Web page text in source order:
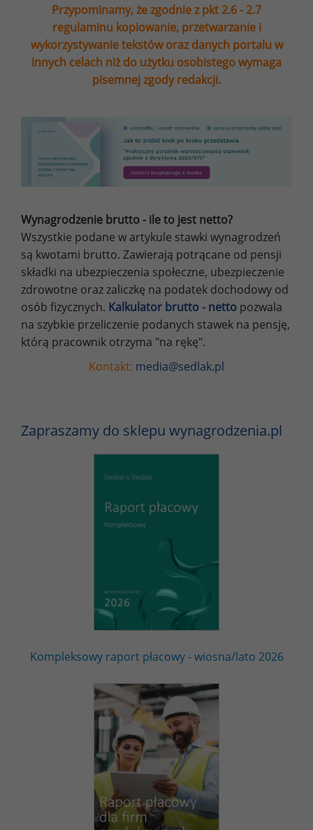
Przypominamy, że zgodnie z pkt 2.6 - 2.7
regulaminu kopiowanie, przetwarzanie i
wykorzystywanie tekstów oraz danych portalu w
innych celach niż do użytku osobistego wymaga
pisemnej zgody redakcji.
Wynagrodzenie brutto - ile to jest netto?
Wszystkie podane w artykule stawki wynagrodzeń
są kwotami brutto. Zawierają potrącane od pensji
składki na ubezpieczenia społeczne, ubezpieczenie
zdrowotne oraz zaliczkę na podatek dochodowy od
osób fizycznych. Kalkulator brutto - netto pozwala
na szybkie przeliczenie podanych stawek na pensję,
którą pracownik otrzyma "na rękę".
Kontakt: media@sedlak.pl
Zapraszamy do sklepu wynagrodzenia.pl
Kompleksowy raport płacowy - wiosna/lato 2026